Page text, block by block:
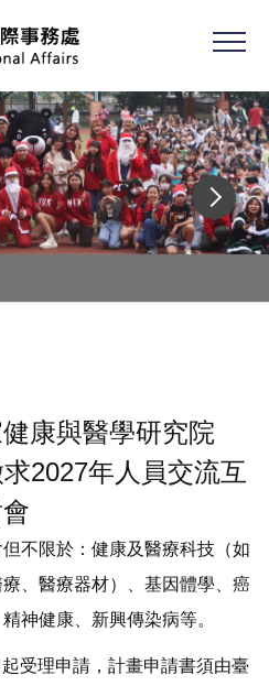
康與醫學研究院
求2027年人員交流互
不限於：健康及醫療科技（如
、醫療器材）、基因體學、癌
神健康、新興傳染病等。
受理申請，計畫申請書須由臺